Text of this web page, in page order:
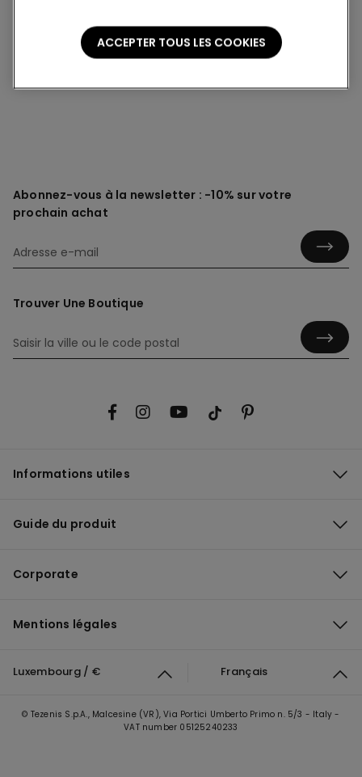
8 Deniers
Abonnez-vous à la newsletter : -10% sur votre
prochain achat
Trouver Une Boutique
Informations utiles
Guide du produit
Corporate
Mentions légales
Luxembourg / € Français
© Tezenis S.p.A., Malcesine (VR), Via Portici Umberto Primo n. 5/3 - Italy -
VAT number 05125240233
ACCEPTER TOUS LES COOKIES